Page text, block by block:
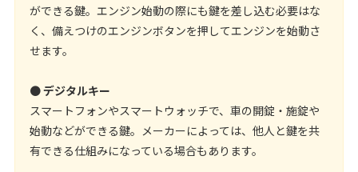
ができる鍵。エンジン始動の際にも鍵を差し込む必要はな
く、備えつけのエンジンボタンを押してエンジンを始動さ
せます。
●デジタルキー
スマートフォンやスマートウォッチで、車の開錠・施錠や
始動などができる鍵。メーカーによっては、他人と鍵を共
有できる仕組みになっている場合もあります。